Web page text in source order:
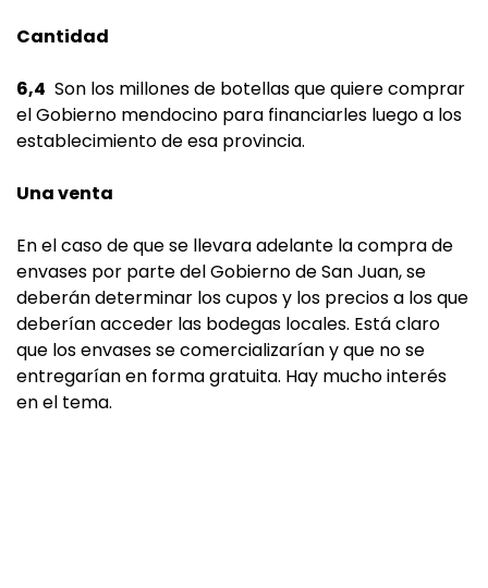
Cantidad
6,4 Son los millones de botellas que quiere comprar
el Gobierno mendocino para financiarles luego a los
establecimiento de esa provincia.
Una venta
En el caso de que se llevara adelante la compra de
envases por parte del Gobierno de San Juan, se
deberán determinar los cupos y los precios a los que
deberían acceder las bodegas locales. Está claro
que los envases se comercializarían y que no se
entregarían en forma gratuita. Hay mucho interés
en el tema.